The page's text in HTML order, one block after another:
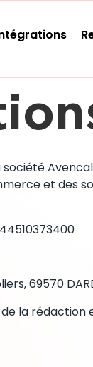
et des
69570
la rédaction